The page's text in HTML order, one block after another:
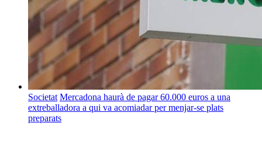
Societat Mercadona haurà de pagar 60.000 euros a una
extreballadora a qui va acomiadar per menjar-se plats
preparats